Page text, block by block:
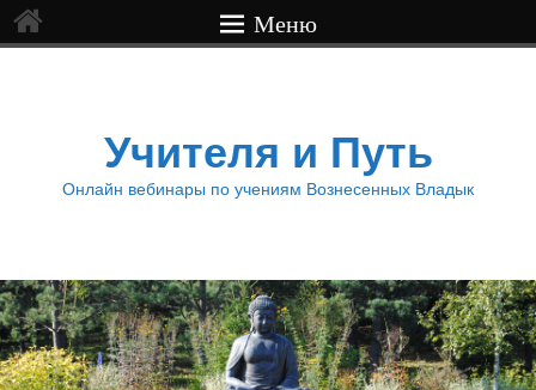
Меню
Учителя и Путь
Онлайн вебинары по учениям Вознесенных Владык